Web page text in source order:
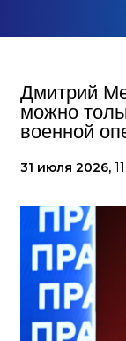
Дмитрий
можно
военной
31 июля 2026,